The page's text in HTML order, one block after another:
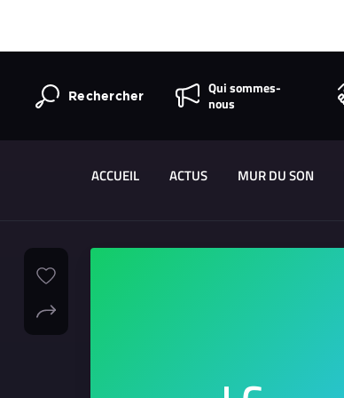
Rechercher
Qui sommes-
nous
ACCUEIL ACTUS MUR DU SON